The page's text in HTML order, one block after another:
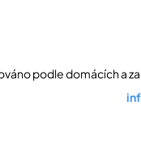
podle domácích a